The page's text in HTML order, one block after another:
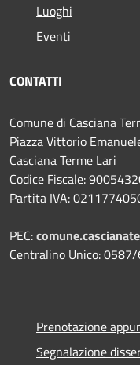
Luoghi
Eventi
CONTATTI
Comune di Casciana
Piazza Vittorio
Casciana Terme Lari
Codice Fiscale:
Partita IVA:
PEC:
Centralino Unico:
Prenotazione
Segnalazione